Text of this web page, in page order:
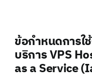
ข้อกำหนดการใ
บริการ VPS
as a Service